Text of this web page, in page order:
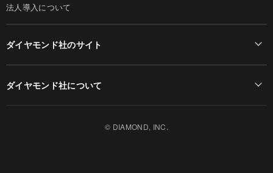
法人導入について
ダイヤモンド社のサイト
ダイヤモンド社について
© DIAMOND, INC.